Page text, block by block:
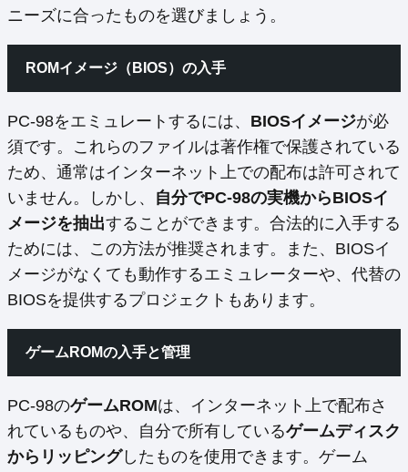
ニーズに合ったものを選びましょう。
ROMイメージ（BIOS）の入手
PC-98をエミュレートするには、 BIOSイメージが必
須です。これらのファイルは著作権で保護されている
ため、通常はインターネット上での配布は許可されて
いません。しかし、 自分でPC-98の実機からBIOSイ
メージを抽出することができます。合法的に入手する
ためには、この方法が推奨されます。また、BIOSイ
メージがなくても動作するエミュレーターや、代替の
BIOSを提供するプロジェクトもあります。
ゲームROMの入手と管理
PC-98のゲームROMは、インターネット上で配布さ
れているものや、自分で所有しているゲームディスク
からリッピングしたものを使用できます。ゲーム